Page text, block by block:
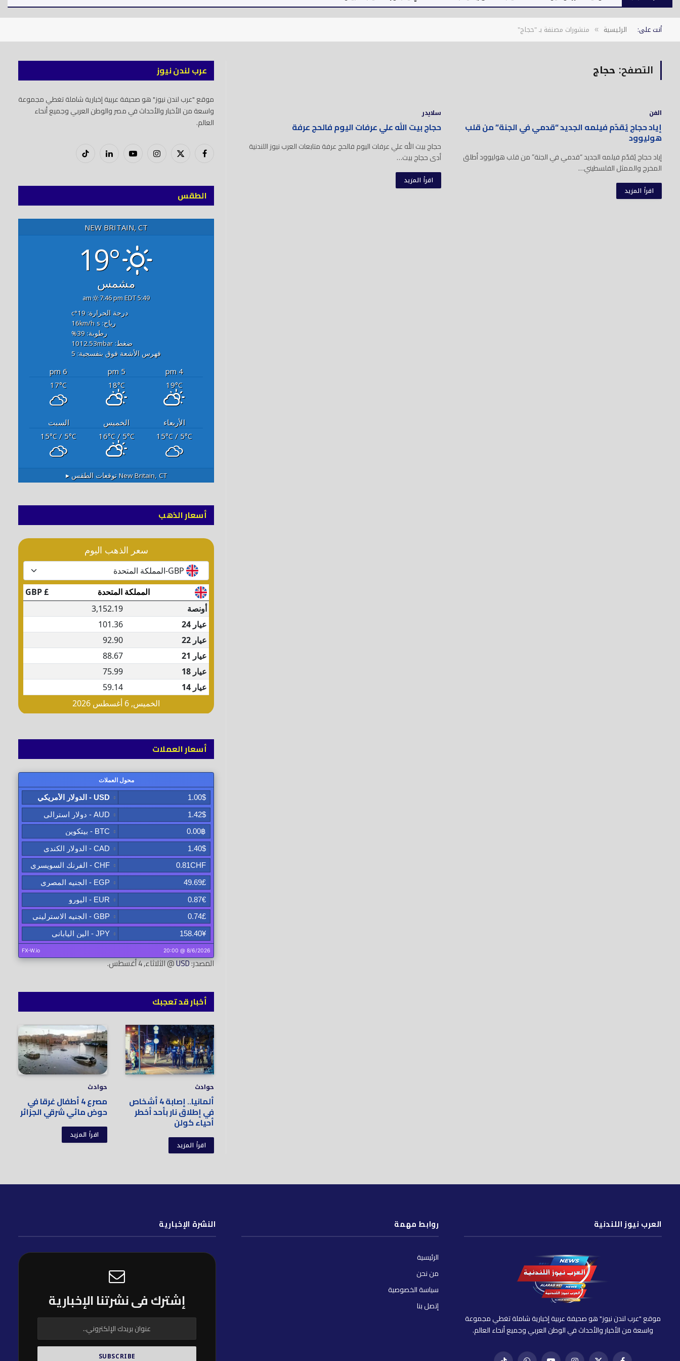
أنت على: الرئيسية » منشورات مصنفة بـ "حجاج"
التصفح: حجاج
الفن
إياد حجاج يُقدّم فيلمه الجديد “قدمي في الجنة” من قلب
هوليوود
إياد حجاج يُقدّم فيلمه الجديد “قدمي في الجنة” من قلب هوليوود أطلق
المخرج والممثل الفلسطيني…
اقرأ المزيد
سلايدر
حجاج بيت الله علي عرفات اليوم فالحج عرفة
حجاج بيت الله علي عرفات اليوم فالحج عرفة متابعات العرب نيوز اللندنية
أدى حجاج بيت…
اقرأ المزيد
عرب لندن نيوز
موقع "عرب لندن نيوز" هو صحيفة عربية إخبارية شاملة تغطي مجموعة
واسعة من الأخبار والأحداث في مصر والوطن العربي وجميع أنحاء
العالم.
فيسبوك
X
إنستغرام يوتيوب لينكدود
تيك
الطقس
NEW BRITAIN, CT
19°
مشمس
5:49 am
7:46 pm EDT
درجة الحرارة: 19
°c
رياح: 16 km/h s
رطوبة: 39
%
ضغط: 1012.53mbar
فهرس الأشعة فوق بنفسجية: 5
4 pm
5 pm
6 pm
19°C
18°C
17°C
الأربعاء الخميس
السبت
15°C/ 5°C
16°C/ 5°C
15°C / 5°C
New Britain, CTتوقعات الطقس ▸
أسعار الذهب
أسعار العملات
المصدر:USD@ الثلاثاء, 4 أغسطس.
أخبار قد تعجبك
حوادث
ألمانيا.. إصابة 4 أشخاص
في إطلاق نار بأحد أخطر
أحياء كولن
اقرأ المزيد
حوادث
مصرع 4 أطفال غرقا في
حوض مائي شرقي الجزائر
اقرأ المزيد
العرب نيوز اللندنية
موقع "عرب لندن نيوز" هو صحيفة عربية إخبارية شاملة تغطي مجموعة
واسعة من الأخبار والأحداث في الوطن العربي وجميع أنحاء العالم.
روابط مهمة
الرئيسية
من نحن
سياسة الخصوصية
إتصل بنا
النشرة الإخبارية
إشترك فى نشرتنا الإخبارية